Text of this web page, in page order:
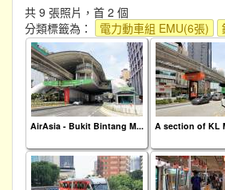
共 9 張照片，首 2 個
分類標籤為：
電力動車組 EMU(6張)
AirAsia - Bukit Bintang M... A section of KL